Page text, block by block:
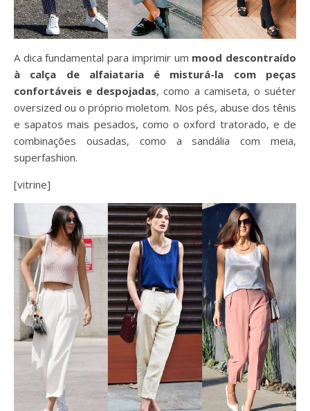
A dica fundamental para imprimir um mood descontraído
à calça de alfaiataria é misturá-la com peças
confortáveis e despojadas, como a camiseta, o suéter
oversized ou o próprio moletom. Nos pés, abuse dos tênis
e sapatos mais pesados, como o oxford tratorado, e de
combinações ousadas, como a sandália com meia,
superfashion.
[vitrine]